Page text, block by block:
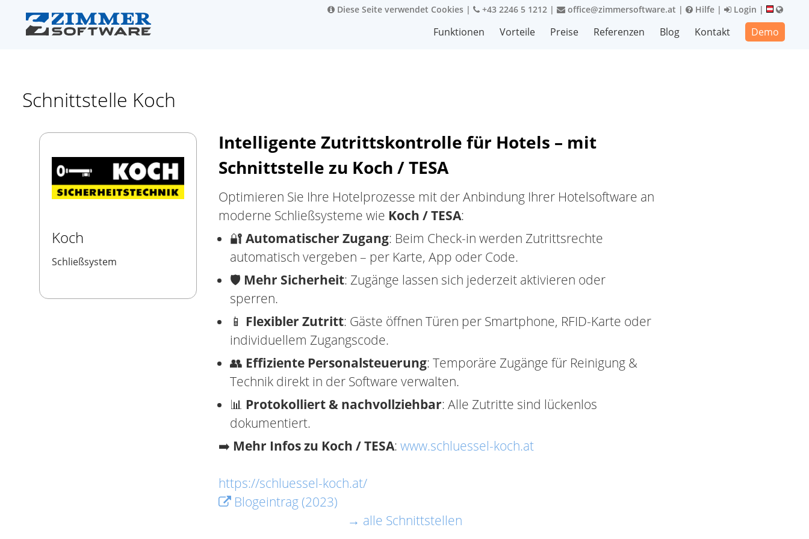
Diese Seite verwendet Cookies | +43 2246 5 1212 | office@zimmersoftware.at | Hilfe | Login |
Funktionen Vorteile Preise Referenzen Blog Kontakt Demo
Schnittstelle Koch
Koch
Schließsystem
Intelligente Zutrittskontrolle für Hotels – mit
Schnittstelle zu Koch / TESA
Optimieren Sie Ihre Hotelprozesse mit der Anbindung Ihrer Hotelsoftware an
moderne Schließsysteme wie Koch / TESA:
🔐 Automatischer Zugang: Beim Check-in werden Zutrittsrechte
automatisch vergeben – per Karte, App oder Code.
🛡️ Mehr Sicherheit: Zugänge lassen sich jederzeit aktivieren oder
sperren.
📱 Flexibler Zutritt: Gäste öffnen Türen per Smartphone, RFID-Karte oder
individuellem Zugangscode.
👥 Effiziente Personalsteuerung: Temporäre Zugänge für Reinigung &
Technik direkt in der Software verwalten.
📊 Protokolliert & nachvollziehbar: Alle Zutritte sind lückenlos
dokumentiert.
➡️ Mehr Infos zu Koch / TESA: www.schluessel-koch.at
https://schluessel-koch.at/
Blogeintrag (2023)
→ alle Schnittstellen